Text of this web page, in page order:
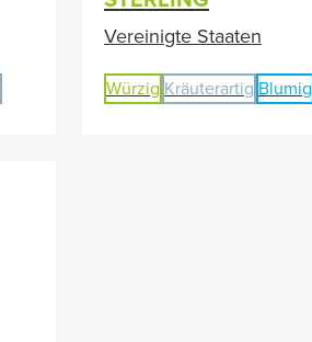
Vereinigte Staaten
Würzig Kräuterartig Blumig